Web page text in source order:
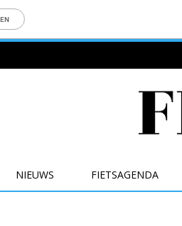
NIEUWS FIETSAGENDA